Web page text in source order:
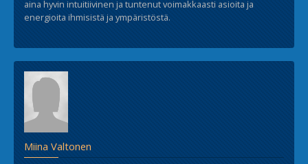
aina hyvin intuitiivinen ja tuntenut voimakkaasti asioita ja
energioita ihmisistä ja ympäristöstä.
Miina Valtonen